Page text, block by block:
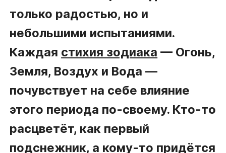
только радостью, но и
небольшими испытаниями.
Каждая стихия зодиака — Огонь,
Земля, Воздух и Вода —
почувствует на себе влияние
этого периода по-своему. Кто-то
расцветёт, как первый
подснежник, а кому-то придётся